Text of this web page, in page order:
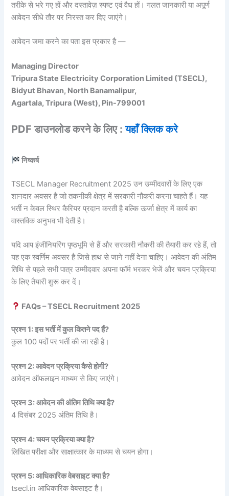
तरीके से भरे गए हों और दस्तावेज़ स्पष्ट एवं वैध हों। गलत जानकारी या अपूर्ण
आवेदन सीधे तौर पर निरस्त कर दिए जाएंगे।
आवेदन जमा करने का पता इस प्रकार है —
Managing Director
Tripura State Electricity Corporation Limited (TSECL),
Bidyut Bhavan, North Banamalipur,
Agartala, Tripura (West), Pin-799001
PDF डाउनलोड करने के लिए :यहाँ क्लिक करे
निष्कर्ष
TSECL Manager Recruitment 2025 उन उम्मीदवारों के लिए एक
शानदार अवसर है जो तकनीकी क्षेत्र में सरकारी नौकरी करना चाहते हैं। यह
भर्ती न केवल स्थिर कैरियर प्रदान करती है बल्कि ऊर्जा क्षेत्र में कार्य का
वास्तविक अनुभव भी देती है।
यदि आप इंजीनियरिंग पृष्ठभूमि से हैं और सरकारी नौकरी की तैयारी कर रहे हैं, तो
यह एक स्वर्णिम अवसर है जिसे हाथ से जाने नहीं देना चाहिए। आवेदन की अंतिम
तिथि से पहले सभी पात्र उम्मीदवार अपना फॉर्म भरकर भेजें और चयन प्रक्रिया
के लिए तैयारी शुरू कर दें।
FAQs – TSECL Recruitment 2025
प्रश्न 1: इस भर्ती में कुल कितने पद हैं?
कुल 100 पदों पर भर्ती की जा रही है।
प्रश्न 2: आवेदन प्रक्रिया कैसे होगी?
आवेदन ऑफलाइन माध्यम से किए जाएंगे।
प्रश्न 3: आवेदन की अंतिम तिथि क्या है?
4 दिसंबर 2025 अंतिम तिथि है।
प्रश्न 4: चयन प्रक्रिया क्या है?
लिखित परीक्षा और साक्षात्कार के माध्यम से चयन होगा।
प्रश्न 5: आधिकारिक वेबसाइट क्या है?
tsecl.in आधिकारिक वेबसाइट है।